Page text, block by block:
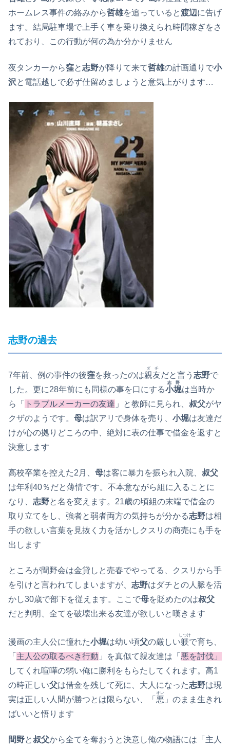
ホームレス事件の絡みから哲雄を追っていると渡辺に告げ
ます。結局駐車場で上手く車を乗り換えられ時間稼ぎをさ
れており、この行動が何の為か分かりません
夜タンカーから窪と志野が降りて来て哲雄の計画通りで小
沢と電話越しで必ず仕留めましょうと意気上がります…
志野の過去
7年前、例の事件の後窪を救ったのは親友
ダチ
だと言う 志野で
した。更に28年前にも同様の事を口にする小堀
志野
は当時か
ら「
トラブルメーカーの友達 」と教師に見られ、 叔父がヤ
クザのようです。 母は訳アリで身体を売り、 小堀は友達だ
けが心の拠りどころの中、絶対に表の仕事で借金を返すと
決意します
高校卒業を控えた2月、 母は客に暴力を振られ入院、 叔父
は年利40％だと薄情です。不本意ながら組に入ることに
なり、 志野と名を変えます。21歳の頃組の末端で借金の
取り立てをし、強者と弱者両方の気持ちが分かる志野は相
手の欲しい言葉を見抜く力を活かしクスリの商売にも手を
出します
ところが間野会は金貸しと売春でやってる、クスリから手
を引けと言われてしまいますが、 志野はダチとの人脈を活
かし30歳で部下を従えます。ここで母を貶めたのは叔父
だと判明、全てを破壊出来る友達が欲しいと嘆きます
漫画の主人公に憧れた小堀は幼い頃父の厳しい躾
しつけ
で育ち、
「 主人公の取るべき行動 」を真似て親友達は「 悪を討伐」
してくれ喧嘩の弱い俺に勝利をもらたしてくれます。高1
の時正しい父は借金を残して死に、大人になった志野は現
実は正しい人間が勝つとは限らない、「 悪
オレ
」のまま生きれ
ばいいと悟ります
間野と叔父から全てを奪おうと決意し俺の物語には「主人